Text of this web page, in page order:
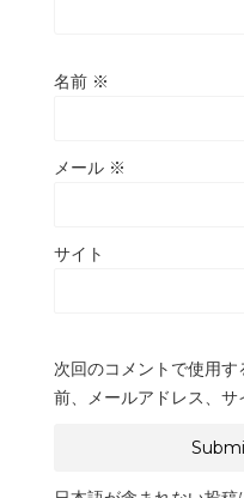
名前 ※
メール ※
サイト
次回のコメントで使用
前、メールアドレス、サ